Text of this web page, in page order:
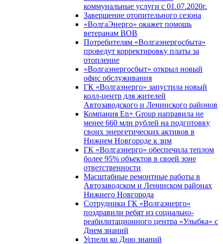
коммунальные услуги с 01.07.2020г.
Завершение отопительного сезона
«ВолгаЭнерго» окажет помощь
ветеранам ВОВ
Потребителям «Волгаэнергосбыта»
проведут корректировку платы за
отопление
«Волгаэнергосбыт» открыл новый
офис обслуживания
ГК «Волгаэнерго» запустила новый
колл-центр для жителей
Автозаводского и Ленинского районов
Компания En+ Group направила не
менее 660 млн рублей на подготовку
своих энергетических активов в
Нижнем Новгороде к зим
ГК «Волгаэнерго» обеспечила теплом
более 95% объектов в своей зоне
ответственности
Масштабные ремонтные работы в
Автозаводском и Ленинском районах
Нижнего Новгорода
Сотрудники ГК «Волгаэнерго»
поздравили ребят из социально-
реабилитационного центра «Улыбка» с
Днем знаний
Успели ко Дню знаний